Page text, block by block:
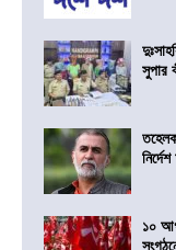
সুপার
১০